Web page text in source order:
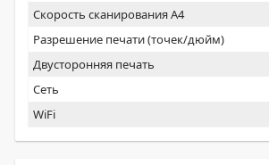
Скорость сканирования А4
Разрешение печати (точек/дюйм)
Двусторонняя печать
Сеть
WiFi